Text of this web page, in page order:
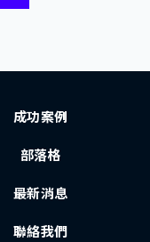
成功案例
部落格
最新消息
聯絡我們